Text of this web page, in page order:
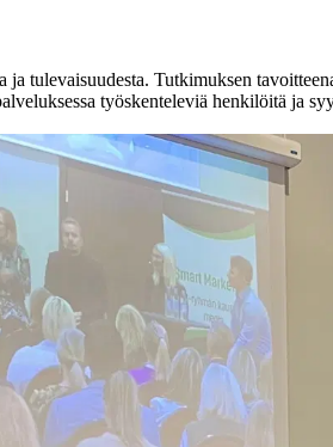
tulevaisuudesta. Tutkimuksen
työskenteleviä henkilöitä ja